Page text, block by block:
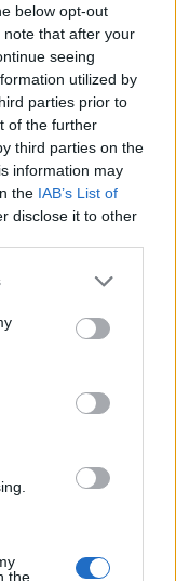
below opt-out
that after your
seeing
utilized by
parties prior to
of the further
third parties on the
information may
the IAB’s List of
disclose it to other
the
reklama